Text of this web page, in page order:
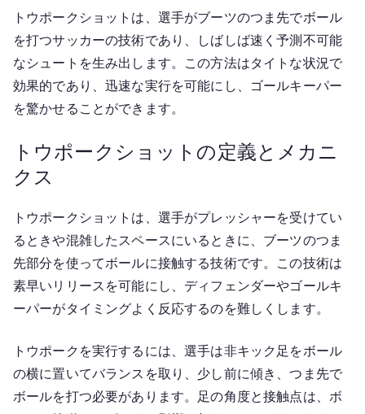
トウポークショットは、選手がブーツのつま先でボール
を打つサッカーの技術であり、しばしば速く予測不可能
なシュートを生み出します。この方法はタイトな状況で
効果的であり、迅速な実行を可能にし、ゴールキーパー
を驚かせることができます。
トウポークショットの定義とメカニ
クス
トウポークショットは、選手がプレッシャーを受けてい
るときや混雑したスペースにいるときに、ブーツのつま
先部分を使ってボールに接触する技術です。この技術は
素早いリリースを可能にし、ディフェンダーやゴールキ
ーパーがタイミングよく反応するのを難しくします。
トウポークを実行するには、選手は非キック足をボール
の横に置いてバランスを取り、少し前に傾き、つま先で
ボールを打つ必要があります。足の角度と接触点は、ボ